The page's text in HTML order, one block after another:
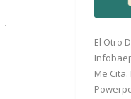
El Otro
Me